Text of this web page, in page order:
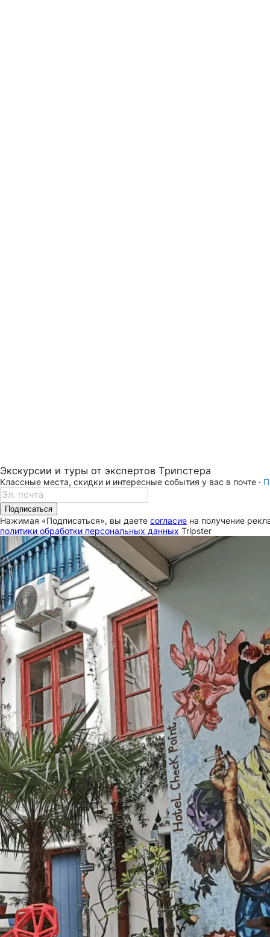
Экскурсии и туры от экспертов Трипстера
Классные места, скидки и интересные события у вас в почте ·
Подписаться
Нажимая «Подписаться», вы даете согласие на получение
политики обработки персональных данных Tripster